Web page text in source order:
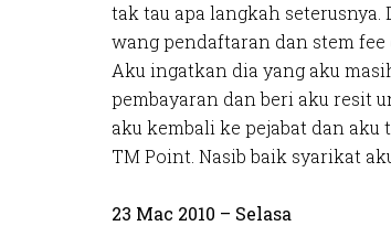
tak tau apa langkah seterusnya.
wang pendaftaran dan stem fee
Aku ingatkan dia yang aku
pembayaran dan beri aku resit
aku kembali ke pejabat dan aku
TM Point. Nasib baik syarikat
23 Mac 2010 – Selasa